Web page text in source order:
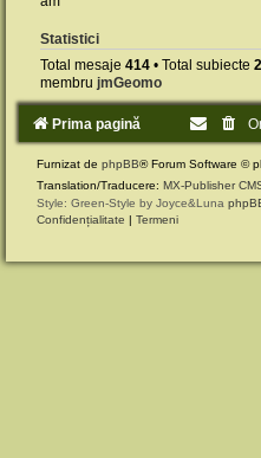
Statistici
Total mesaje 414 • Total subiecte
membru jmGeomo
Prima pagină
Furnizat de phpBB® Forum Software ©
Translation/Traducere: MX-Publisher
Style: Green-Style by Joyce&Luna
Confidențialitate | Termeni